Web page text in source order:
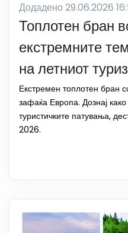
Додадено 29.06.2026
Топлотен бран
екстремните
на летниот
Екстремен топлотен бран
зафаќа Европа. Дознај
туристичките патувања,
2026.